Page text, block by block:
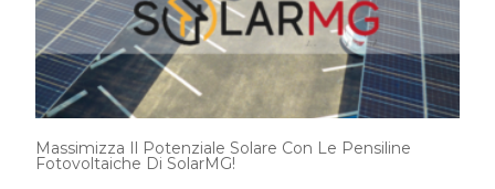
Massimizza Il Potenziale Solare Con Le Pensiline
Fotovoltaiche Di SolarMG!